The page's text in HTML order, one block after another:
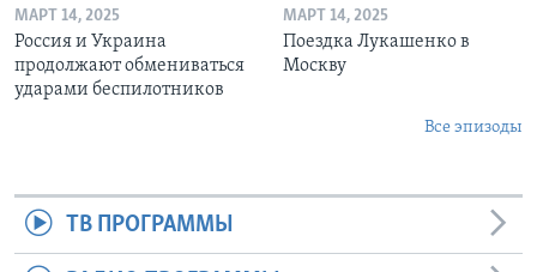
МАРТ 14, 2025
Россия и Украина
продолжают обмениваться
ударами беспилотников
МАРТ 14, 2025
Поездка Лукашенко в
Москву
Все эпизоды
ТВ ПРОГРАММЫ